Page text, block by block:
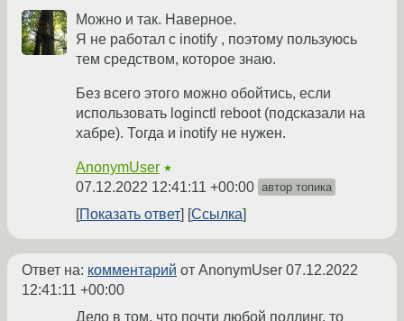
Можно и так. Наверное.
Я не работал с inotify , поэтому пользуюсь
тем средством, которое знаю.
Без всего этого можно обойтись, если
использовать loginctl reboot (подсказали на
хабре). Тогда и inotify не нужен.
AnonymUser ★
07.12.2022 12:41:11 +00:00 автор топика
Показать ответ Ссылка
Ответ на: комментарий от AnonymUser 07.12.2022
12:41:11 +00:00
Дело в том, что почти любой поллинг, то